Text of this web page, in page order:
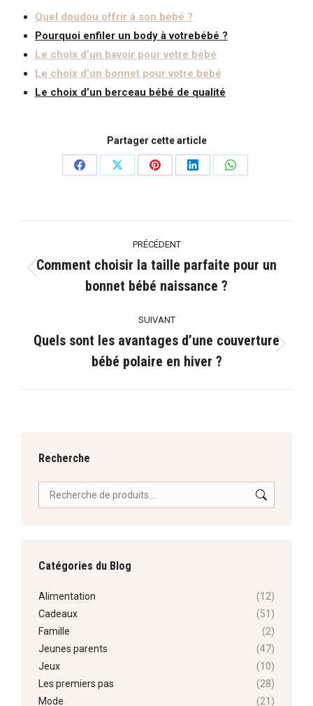
Quel doudou offrir à son bébé ?
Pourquoi enfiler un body à votrebébé ?
Le choix d’un bavoir pour votre bébé
Le choix d’un bonnet pour votre bébé
Le choix d’un berceau bébé de qualité
Partager cette article
PartagerPartagerPartagerPartagerPartager
Navigation
article
PRÉCÉDENT
Article
précédent
Comment choisir la taille parfaite pour un
bonnet bébé naissance ?
SUIVANT
Article
suivant
:
Quels sont les avantages d’une couverture
bébé polaire en hiver ?
Recherche
Catégories du Blog
Alimentation
(12)
Cadeaux
(51)
Famille
(2)
Jeunes parents
(47)
Jeux
(10)
Les premiers pas
(28)
Mode
(21)